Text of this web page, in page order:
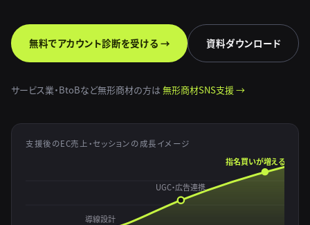
無料でアカウント診断を受ける → 資料ダウンロード
サービス業・BtoBなど無形商材の方は 無形商材SNS支援 →
支援後のEC売上・セッションの成長イメージ
導線設計
UGC・広告連携
指名買いが増える